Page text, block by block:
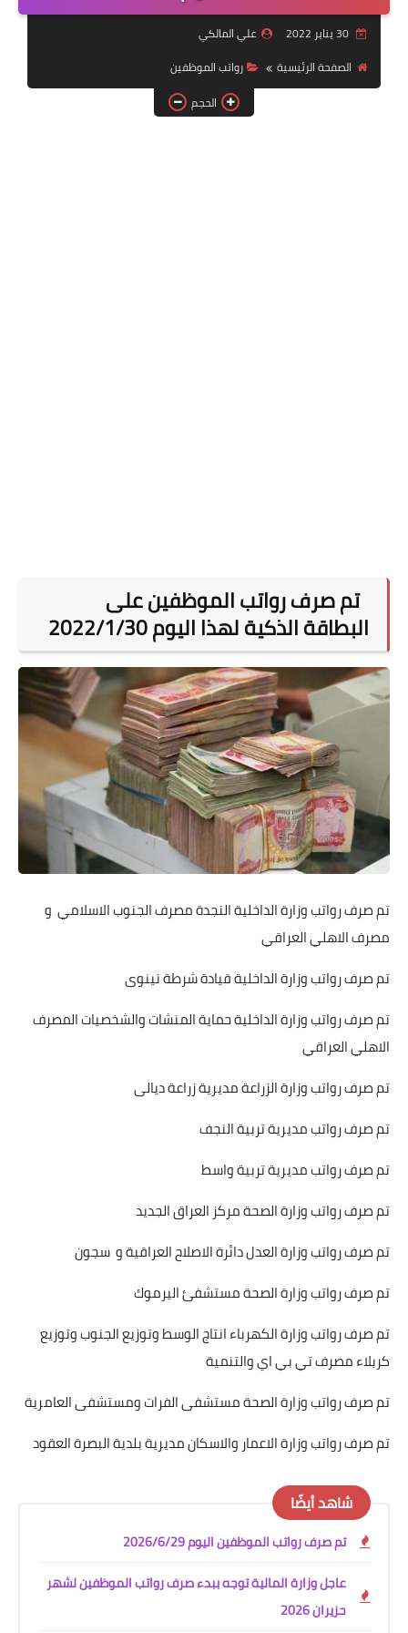
التقنية
وزارة العمل
30 يناير 2022
علي المالكي
الصفحة الرئيسية
رواتب الموظفين
الحجم
تم صرف رواتب الموظفين على
البطاقة الذكية لهذا اليوم 2022/1/30
تم صرف رواتب وزارة الداخلية النجدة مصرف الجنوب الاسلامي و
مصرف الاهلي العراقي
تم صرف رواتب وزارة الداخلية قيادة شرطة نينوى
تم صرف رواتب وزارة الداخلية حماية المنشات والشخصيات المصرف
الاهلي العراقي
تم صرف رواتب وزارة الزراعة مديرية زراعة ديالى
تم صرف رواتب مديرية تربية النجف
تم صرف رواتب مديرية تربية واسط
تم صرف رواتب وزارة الصحة مركز العراق الجديد
‏تم صرف رواتب وزارة العدل دائرة الاصلاح العراقية و سجون
تم صرف رواتب وزارة الصحة مستشفئ اليرموك
تم صرف رواتب وزارة الكهرباء انتاج الوسط وتوزيع الجنوب وتوزيع
كربلاء مصرف تي بي اي والتنمية
تم صرف رواتب وزارة الصحة مستشفى الفرات ومستشفى العامرية
تم صرف رواتب وزارة الاعمار والاسكان مديرية بلدية البصرة العقود
شاهد أيضًا
تم صرف رواتب الموظفين اليوم 2026/6/29
عاجل وزارة المالية توجه ببدء صرف رواتب الموظفين لشهر
حزيران 2026